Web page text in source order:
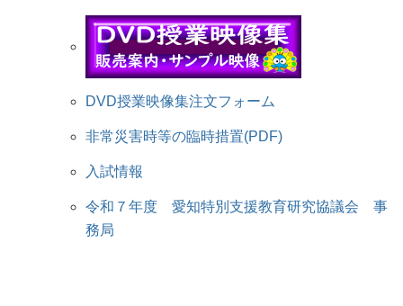
DVD授業映像集注文フォーム
非常災害時等の臨時措置(PDF)
入試情報
令和７年度 愛知特別支援教育研究協議会 事
務局